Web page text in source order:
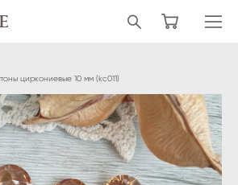
циркониевые 10 мм (kc011)